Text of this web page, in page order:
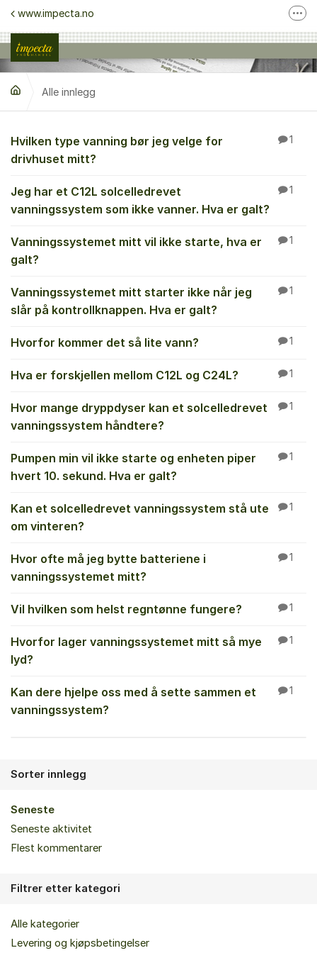
Gå til innhold
www.impecta.no
Ta kontakt med kundeservice
Følg oss på Facebook
Alle innlegg
Alle innlegg
Hvilken type vanning bør jeg velge for
drivhuset mitt?
1
Jeg har et C12L solcelledrevet
vanningssystem som ikke vanner. Hva er galt?
1
Vanningssystemet mitt vil ikke starte, hva er
galt?
1
Vanningssystemet mitt starter ikke når jeg
slår på kontrollknappen. Hva er galt?
1
Hvorfor kommer det så lite vann? 1
Hva er forskjellen mellom C12L og C24L? 1
Hvor mange dryppdyser kan et solcelledrevet
vanningssystem håndtere?
1
Pumpen min vil ikke starte og enheten piper
hvert 10. sekund. Hva er galt?
1
Kan et solcelledrevet vanningssystem stå ute
om vinteren?
1
Hvor ofte må jeg bytte batteriene i
vanningssystemet mitt?
1
Vil hvilken som helst regntønne fungere? 1
Hvorfor lager vanningssystemet mitt så mye
lyd?
1
Kan dere hjelpe oss med å sette sammen et
vanningssystem?
1
Sorter innlegg
Seneste
Seneste aktivitet
Flest kommentarer
Filtrer etter kategori
Alle kategorier
Levering og kjøpsbetingelser